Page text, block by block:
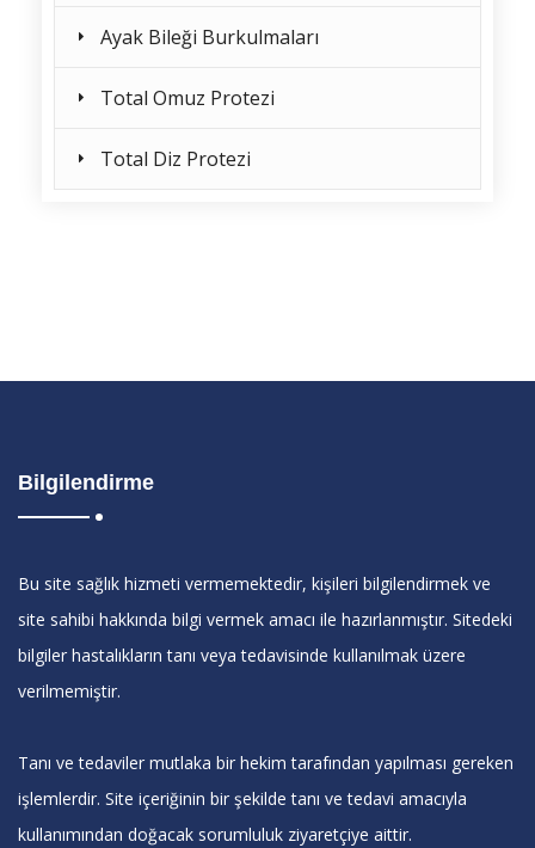
Ayak Bileği Burkulmaları
Total Omuz Protezi
Total Diz Protezi
Bilgilendirme
Bu site sağlık hizmeti vermemektedir, kişileri bilgilendirmek ve
site sahibi hakkında bilgi vermek amacı ile hazırlanmıştır. Sitedeki
bilgiler hastalıkların tanı veya tedavisinde kullanılmak üzere
verilmemiştir.
Tanı ve tedaviler mutlaka bir hekim tarafından yapılması gereken
işlemlerdir. Site içeriğinin bir şekilde tanı ve tedavi amacıyla
kullanımından doğacak sorumluluk ziyaretçiye aittir.